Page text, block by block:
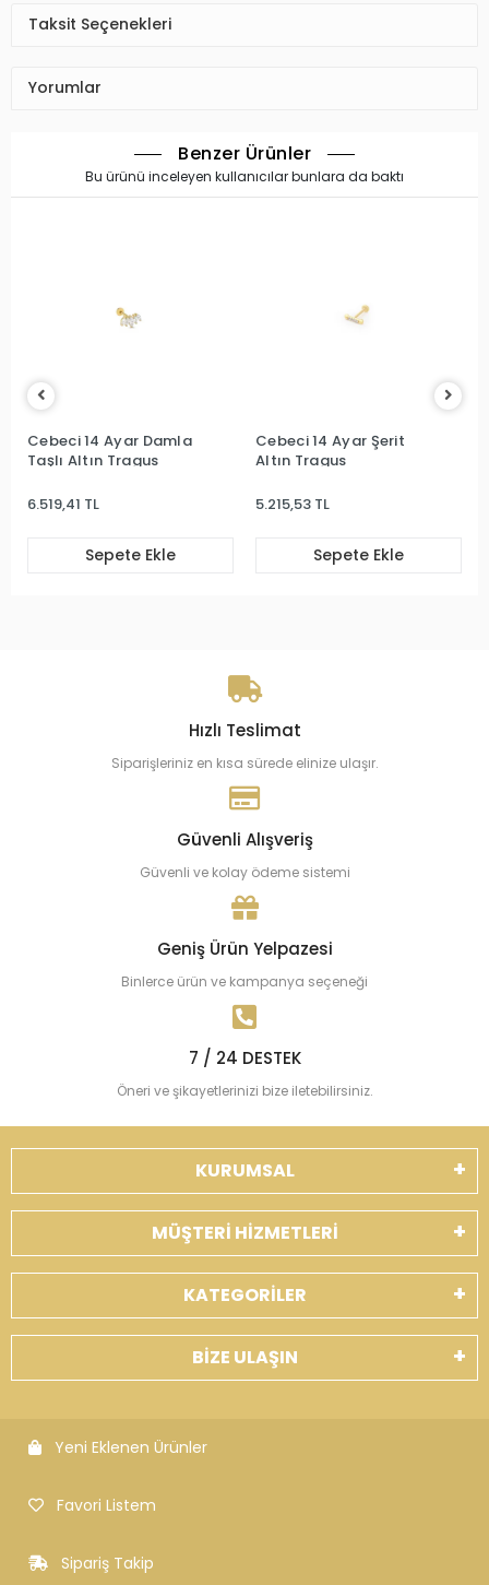
Taksit Seçenekleri
Yorumlar
Benzer Ürünler
Bu ürünü inceleyen kullanıcılar bunlara da baktı
Cebeci 14 Ayar Damla
Taşlı Altın Tragus
6.519,41 TL
Sepete Ekle
Cebeci 14 Ayar Şerit
Altın Tragus
5.215,53 TL
Sepete Ekle
Hızlı Teslimat
Siparişleriniz en kısa sürede elinize ulaşır.
Güvenli Alışveriş
Güvenli ve kolay ödeme sistemi
Geniş Ürün Yelpazesi
Binlerce ürün ve kampanya seçeneği
7 / 24 DESTEK
Öneri ve şikayetlerinizi bize iletebilirsiniz.
KURUMSAL
MÜŞTERİ HİZMETLERİ
KATEGORİLER
BİZE ULAŞIN
Yeni Eklenen Ürünler
Favori Listem
Sipariş Takip